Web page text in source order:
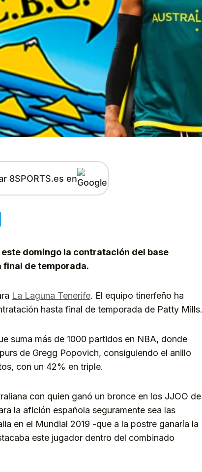
8SPORTS.es en
domingo la contratación del base
de temporada.
La Laguna Tenerife. El equipo tinerfeño ha
hasta final de temporada de Patty Mills.
suma más de 1000 partidos en NBA, donde
de Gregg Popovich, consiguiendo el anillo
con un 42% en triple.
con quien ganó un bronce en los JJOO de
la afición española seguramente sea las
en el Mundial 2019 -que a la postre ganaría la
este jugador dentro del combinado